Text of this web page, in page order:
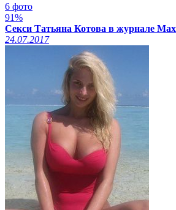
6 фото
91%
Секси Татьяна Котова в журнале
24.07.2017